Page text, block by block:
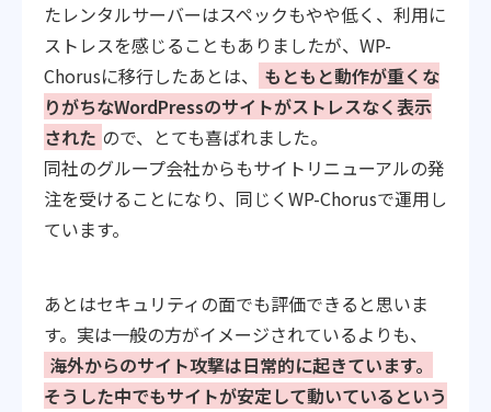
たレンタルサーバーはスペックもやや低く、利用に
ストレスを感じることもありましたが、WP-
Chorusに移行したあとは、
もともと動作が重くな
りがちなWordPressのサイトがストレスなく表示
された ので、とても喜ばれました。
同社のグループ会社からもサイトリニューアルの発
注を受けることになり、同じくWP-Chorusで運用し
ています。
あとはセキュリティの面でも評価できると思いま
す。実は一般の方がイメージされているよりも、
海外からのサイト攻撃は日常的に起きています。
そうした中でもサイトが安定して動いているという